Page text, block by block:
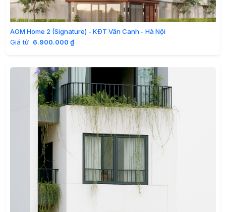
AOM Home 2 (Signature) - KĐT Vân Canh - Hà Nội
Giá từ 6.900.000 ₫